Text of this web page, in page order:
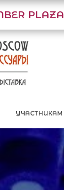
PLAZA
УЧАСТНИКАМ